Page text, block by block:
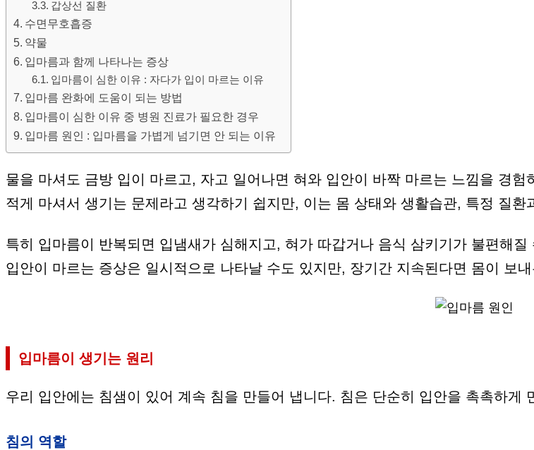
갑상선 질환
수면무호흡증
약물
입마름과 함께 나타나는 증상
입마름이 심한 이유 : 자다가 입이 마르는 이유
입마름 완화에 도움이 되는 방법
입마름이 심한 이유 중 병원 진료가 필요한 경우
입마름 원인 : 입마름을 가볍게 넘기면 안 되는 이유
물을 마셔도 금방 입이 마르고, 자고 일어나면 혀와 입안이 바짝 마르는 느낌을 경
적게 마셔서 생기는 문제라고 생각하기 쉽지만, 이는 몸 상태와 생활습관, 특정 질환
특히 입마름이 반복되면 입냄새가 심해지고, 혀가 따갑거나 음식 삼키기가 불편해
입안이 마르는 증상은 일시적으로 나타날 수도 있지만, 장기간 지속된다면 몸이 보
입마름이 생기는 원리
우리 입안에는 침샘이 있어 계속 침을 만들어 냅니다. 침은 단순히 입안을 촉촉하게
침의 역할